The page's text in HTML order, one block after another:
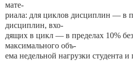
мате-
риала: для циклов дисциплин — в
дисциплин, вхо-
дящих в цикл — в пределах 10%
максимального объ-
ема недельной нагрузки студента